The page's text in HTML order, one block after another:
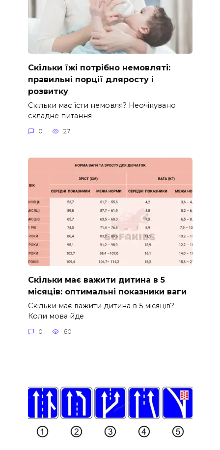
Скільки їжі потрібно немовляті:
правильні порції дляросту і
розвитку
Скільки має їсти немовля? Неочікувано
складне питання
0 27
Скільки має важити дитина в 5
місяців: оптимальні показники ваги
Скільки має важити дитина в 5 місяців?
Коли мова йде
0 60